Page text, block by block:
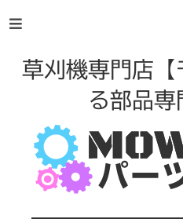
草刈機専門店【
る部品専